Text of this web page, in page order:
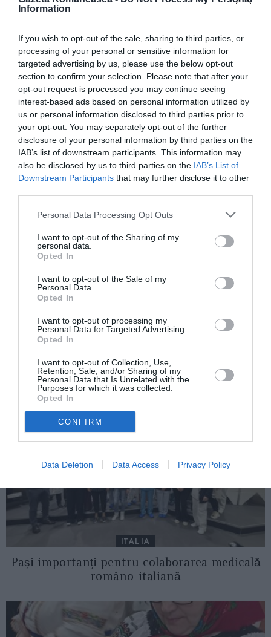
Information
If you wish to opt-out of the sale, sharing to third parties, or
processing of your personal or sensitive information for
targeted advertising by us, please use the below opt-out
section to confirm your selection. Please note that after your
opt-out request is processed you may continue seeing
interest-based ads based on personal information utilized by
us or personal information disclosed to third parties prior to
your opt-out. You may separately opt-out of the further
disclosure of your personal information by third parties on the
IAB’s list of downstream participants. This information may
also be disclosed by us to third parties on the IAB’s List of
Downstream Participants that may further disclose it to other
Personal Data Processing Opt Outs
I want to opt-out of the Sharing of my
personal data.
Opted In
I want to opt-out of the Sale of my
Personal Data.
Opted In
I want to opt-out of processing my
Personal Data for Targeted Advertising.
Opted In
I want to opt-out of Collection, Use,
Retention, Sale, and/or Sharing of my
Personal Data that Is Unrelated with the
Purposes for which it was collected.
Opted In
CONFIRM
Data Deletion Data Access Privacy Policy
neînsuflețit a fost transportat la Institutul Medico-
Imagini de la locul tragediei,AICI.
Înscrie-te pe pagina noastră de Facebook:GAZETA
ROMÂNEASCĂ
https://ziarulromanesc.at/a-ramas-fara-un-picior-
pentru-ca-medicii-au-refuzat-sa-o-trateze-femeia-
era-infectata-cu-coronavirus/
ROMANI IN ITALIA STIRI ITALIA
Italia a ridicat măsura carantinei pentru
cei care vin din Bulgaria, România rămâne
în continuare zonă de risc
Următorul articol
Război cu banii copiilor români. Guvernul
Curtea Constituţională se opune
AȚI PUTEA DORI DE
ASEMENEA
ITALIA
Pași importanți pentru colaborarea medicală
româno-italiană